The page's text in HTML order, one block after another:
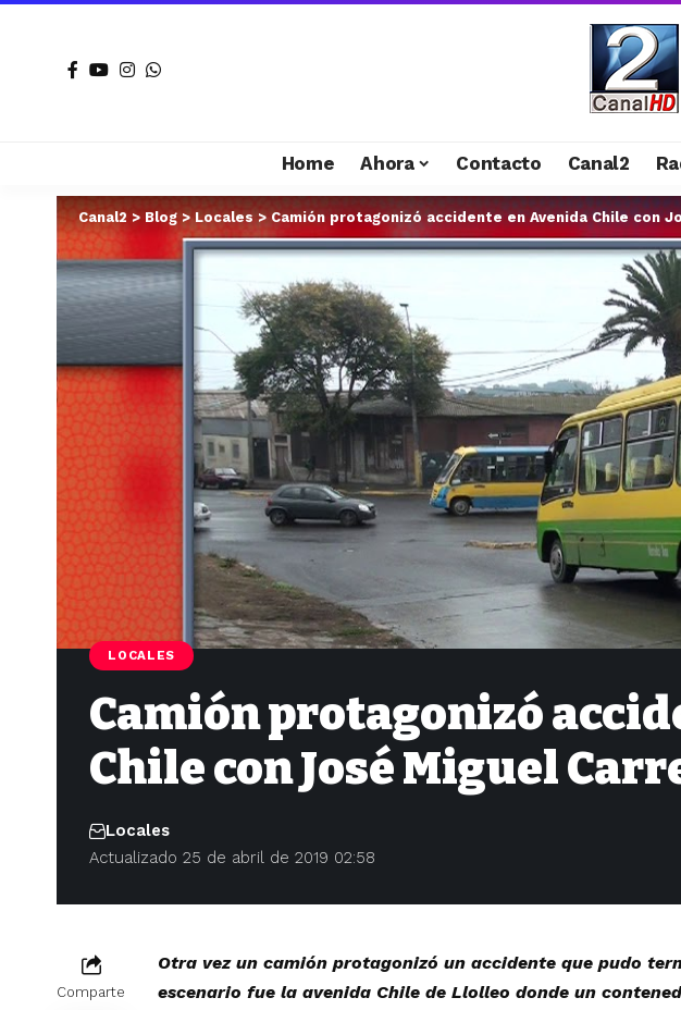
Home Ahora Contacto Canal2
Canal2>Blog>Locales> Camión protagonizó accidente en Avenida Chile con
LOCALES
Camión protagonizó
Chile con José Miguel
Actualizado 25 de abril de 2019 02:58
Locales
Comparte
Otra vez un camión protagonizó un accidente que pudo
escenario fue la avenida Chile de Llolleo donde un